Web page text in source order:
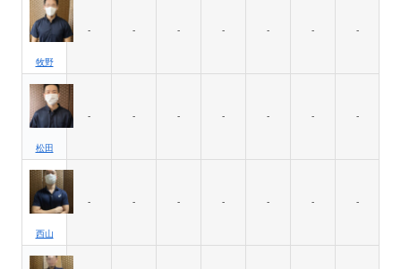
牧野
- - - - - - -
松田
- - - - - - -
西山
- - - - - - -